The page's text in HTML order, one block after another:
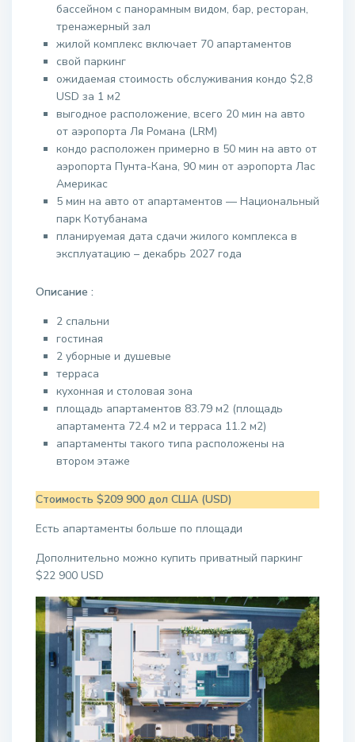
бассейном с панорамным видом, бар, ресторан,
тренажерный зал
жилой комплекс включает 70 апартаментов
свой паркинг
ожидаемая стоимость обслуживания кондо $2,8
USD за 1 м2
выгодное расположение, всего 20 мин на авто
от аэропорта Ля Романа (LRM)
кондо расположен примерно в 50 мин на авто от
аэропорта Пунта-Кана, 90 мин от аэропорта Лас
Америкас
5 мин на авто от апартаментов — Национальный
парк Котубанама
планируемая дата сдачи жилого комплекса в
эксплуатацию – декабрь 2027 года
Описание :
2 спальни
гостиная
2 уборные и душевые
терраса
кухонная и столовая зона
площадь апартаментов 83.79 м2 (площадь
апартамента 72.4 м2 и терраса 11.2 м2)
апартаменты такого типа расположены на
втором этаже
Стоимость $209 900 дол США (USD)
Есть апартаменты больше по площади
Дополнительно можно купить приватный паркинг
$22 900 USD